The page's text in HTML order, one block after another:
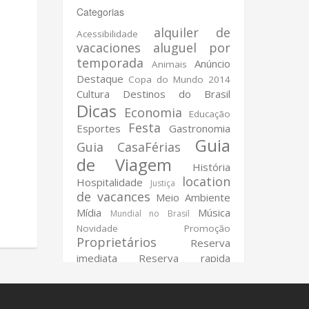
Categorias
Acessibilidade
alquiler de
vacaciones
aluguel por
temporada
Animais
Anúncio
Destaque Copa do Mundo 2014
Cultura Destinos do Brasil
Dicas Economia Educação
Esportes Festa Gastronomia
Guia CasaFérias
Guia
de Viagem
História
Hospitalidade
Justiça
location
de vacances Meio Ambiente
Mídia
Mundial no Brasil Música
Novidade Promoção
Proprietários
Reserva
imediata
Reserva rapida